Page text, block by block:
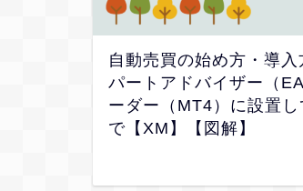
自動売買の始め方・導入
パートアドバイザー（
ーダー（MT4）に設置し
で【XM】【図解】